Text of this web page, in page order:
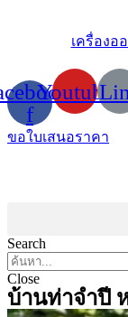
เครื่องอ
f
Youtube
ขอใบเสนอราคา
Search
Close
บ้านท่าจำปี